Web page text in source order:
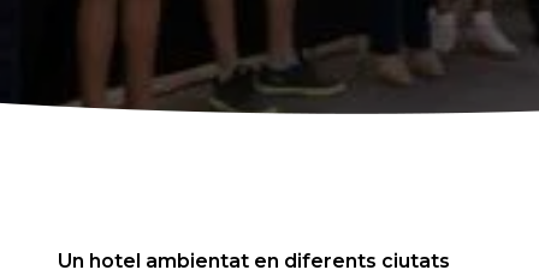
Un hotel ambientat en diferents ciutats